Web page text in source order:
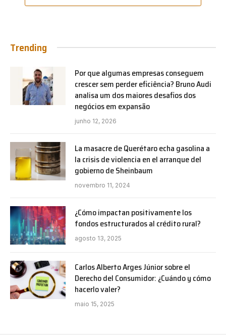
Trending
Por que algumas empresas conseguem
crescer sem perder eficiência? Bruno Audi
analisa um dos maiores desafios dos
negócios em expansão
junho 12, 2026
La masacre de Querétaro echa gasolina a
la crisis de violencia en el arranque del
gobierno de Sheinbaum
novembro 11, 2024
¿Cómo impactan positivamente los
fondos estructurados al crédito rural?
agosto 13, 2025
Carlos Alberto Arges Júnior sobre el
Derecho del Consumidor: ¿Cuándo y cómo
hacerlo valer?
maio 15, 2025